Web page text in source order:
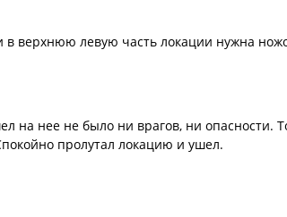
в верхнюю левую часть локации нужна
на нее не было ни врагов, ни опасности.
пролутал локацию и ушел.